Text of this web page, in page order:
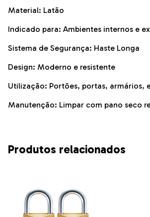
Material: Latão
Indicado para: Ambientes internos e
Sistema de Segurança: Haste Longa
Design: Moderno e resistente
Utilização: Portões, portas, armários,
Manutenção: Limpar com pano seco
Produtos relacionados